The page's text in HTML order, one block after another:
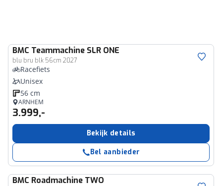
BMC Teammachine SLR ONE
blu bru blk 56cm 2027
Racefiets
Unisex
56 cm
ARNHEM
3.999,-
Bekijk details
Bel aanbieder
BMC Roadmachine TWO